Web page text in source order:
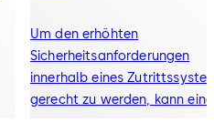
Um den erhöhten
Sicherheitsanforderungen
innerhalb eines
gerecht zu werden, kann eine